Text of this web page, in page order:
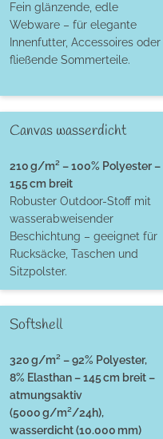
Fein glänzende, edle
Webware – für elegante
Innenfutter, Accessoires oder
fließende Sommerteile.
Canvas wasserdicht
210 g/m² – 100% Polyester –
155 cm breit
Robuster Outdoor-Stoff mit
wasserabweisender
Beschichtung – geeignet für
Rucksäcke, Taschen und
Sitzpolster.
Softshell
320 g/m² – 92% Polyester,
8% Elasthan – 145 cm breit –
atmungsaktiv
(5000 g/m²/24h),
wasserdicht (10.000 mm)